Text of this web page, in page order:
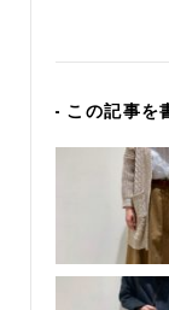
- この記事を